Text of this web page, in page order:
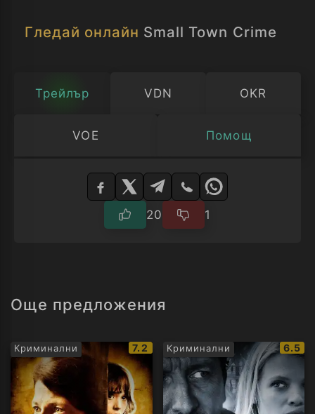
Гледай онлайн Small Town Crime
Трейлър VDN OKR
VOE Помощ
Изберете
20 1
Още предложения
Криминални
IMDb
рейтинг:
7.2 Криминални
IMDb
6.5